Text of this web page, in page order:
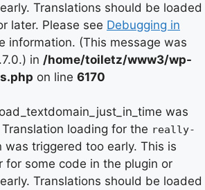
Translations should be loaded
later. Please see Debugging in
information. (This message was
in /home/toiletz/www3/wp-
on line 6170
was
Translation loading for the really-
was triggered too early. This is
for some code in the plugin or
Translations should be loaded